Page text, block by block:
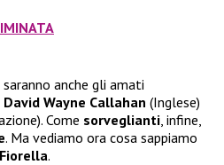
saranno anche gli amati
David Wayne Callahan (Inglese)
Come sorveglianti , infine,
. Ma vediamo ora cosa sappiamo
.